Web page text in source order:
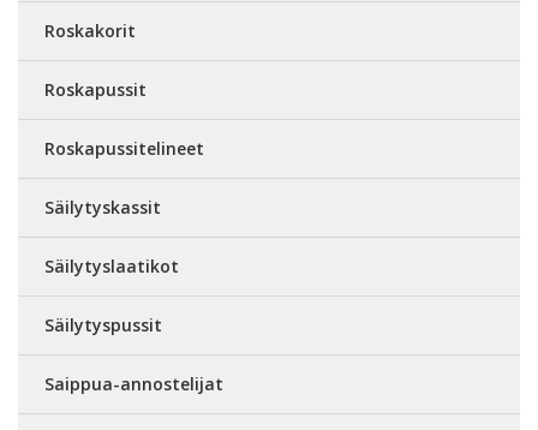
Roskakorit
Roskapussit
Roskapussitelineet
Säilytyskassit
Säilytyslaatikot
Säilytyspussit
Saippua-annostelijat